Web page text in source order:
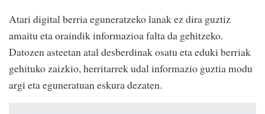
Atari digital berria eguneratzeko lanak ez dira guztiz
amaitu eta oraindik informazioa falta da gehitzeko.
Datozen asteetan atal desberdinak osatu eta eduki berriak
gehituko zaizkio, herritarrek udal informazio guztia modu
argi eta eguneratuan eskura dezaten.